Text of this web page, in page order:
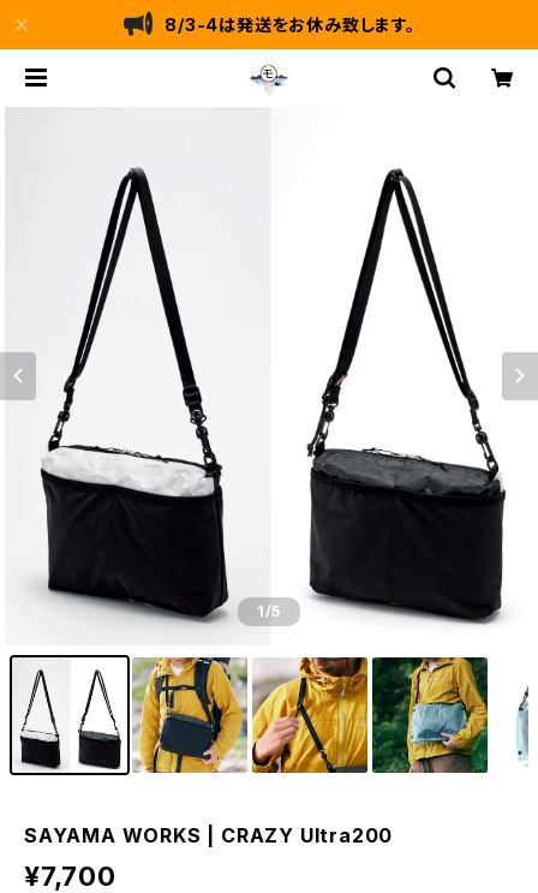
8/3-4は発送をお休み致します。
1/5
SAYAMA WORKS | CRAZY Ultra200
¥7,700